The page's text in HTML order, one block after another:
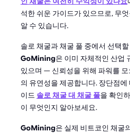
석한 쉬운 가이드가 있으므로, 무
알 수 있습니다.
솔로 채굴과 채굴 풀 중에서 선택
GoMining은 이미 자체적인 산업
있으며 — 신뢰성을 위해 파워를
의 유연성을 제공합니다. 장단점
이드 솔로 채굴 대 채굴 풀을 확인
이 무엇인지 알아보세요.
GoMining은 실제 비트코인 채굴